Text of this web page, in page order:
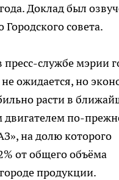
Доклад был
Городского совета.
пресс-службе мэрии
не ожидается, но
расти в
двигателем по-
на долю которого
от общего объёма
продукции.